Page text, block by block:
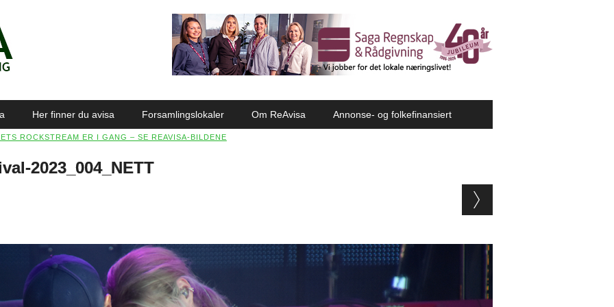
Her finner du avisa Forsamlingslokaler Om ReAvisa Annonse- og folkefinansiert
ROCKSTREAM ER I GANG – SE REAVISA-BILDENE
2023_004_NETT